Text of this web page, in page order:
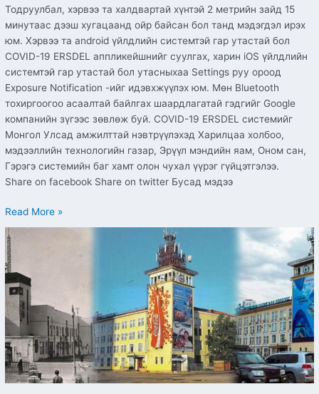
Тодруулбал, хэрвээ та халдвартай хүнтэй 2 метрийн зайд 15
минутаас дээш хугацаанд ойр байсан бол танд мэдэгдэл ирэх
юм. Хэрвээ та android үйлдлийн системтэй гар утастай бол
COVID-19 ERSDEL аппликейшнийг суулгах, харин iOS үйлдлийн
системтэй гар утастай бол утасныхаа Settings руу ороод
Exposure Notification -ийг идэвхжүүлэх юм. Мөн Bluetooth
тохиргоогоо асаалтай байлгах шаардлагатай гэдгийг Google
компанийн зүгээс зөвлөж буй. COVID-19 ERSDEL системийг
Монгол Улсад амжилттай нэвтрүүлэхэд Харилцаа холбоо,
мэдээллийн технологийн газар, Эрүүл мэндийн яам, Оном сан,
Гэрэгэ системийн баг хамт олон чухал үүрэг гүйцэтгэлээ.
Share on facebook Share on twitter Бусад мэдээ
Read More »
Холбоочдын
“Шар
Ордон”